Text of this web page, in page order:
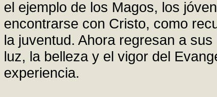
el ejemplo de los Magos, los
encontrarse con Cristo, como
la juventud. Ahora regresan a
luz, la belleza y el vigor del
experiencia.